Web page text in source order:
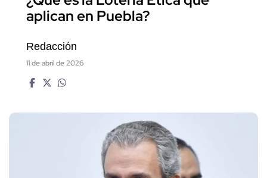
aplican en Puebla?
Redacción
11 de abril de 2026